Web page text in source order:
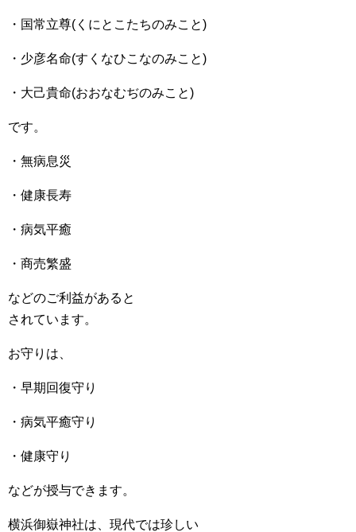
・国常立尊(くにとこたちのみこと)
・少彦名命(すくなひこなのみこと)
・大己貴命(おおなむぢのみこと)
です。
・無病息災
・健康長寿
・病気平癒
・商売繁盛
などのご利益があると
されています。
お守りは、
・早期回復守り
・病気平癒守り
・健康守り
などが授与できます。
横浜御嶽神社は、現代では珍しい